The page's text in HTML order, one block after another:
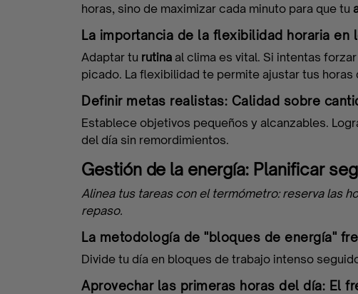
Fórmate
Encuentra
oportunidad
horas, sino de maximizar cada minuto para que tu
La importancia de la flexibilidad horaria en
Adaptar tu rutina al clima es vital. Si intentas
picado. La flexibilidad te permite ajustar tus horas
Definir metas realistas: Calidad sobre
Establece objetivos pequeños y alcanzables.
del día sin remordimientos.
Gestión de la energía: Planificar
Alinea tus tareas con el termómetro: reserva las
repaso.
La metodología de "bloques de energía"
Divide tu día en bloques de trabajo intenso
Aprovechar las primeras horas del día: El